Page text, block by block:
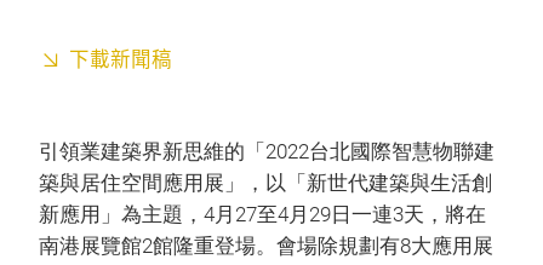
下載新聞稿
引領業建築界新思維的「2022台北國際智慧物聯建
築與居住空間應用展」，以「新世代建築與生活創
新應用」為主題，4月27至4月29日一連3天，將在
南港展覽館2館隆重登場。會場除規劃有8大應用展